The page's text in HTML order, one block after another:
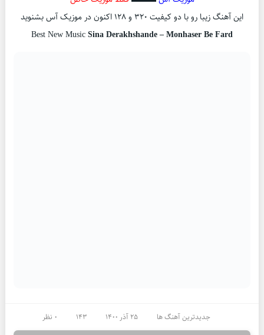
این آهنگ زیبا رو با دو کیفیت ۳۲۰ و ۱۲۸ اکنون در موزیک آس بشنوید
Best New MusicSina Derakhshande – Monhaser Be Fard
جدیدترین آهنگ ها 25 آذر 1400 143 0 نظر